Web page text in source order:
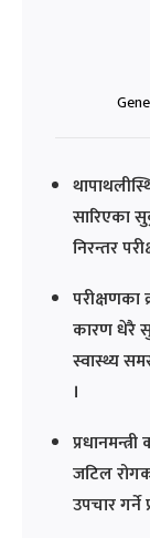
सारिएका
निरन्तर
परीक्षणका
कारण धेरै
स्वास्थ्य
।
जटिल
उपचार गर्ने